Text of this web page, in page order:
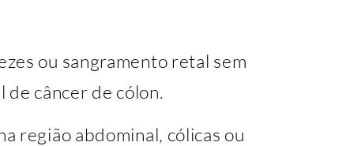
ou sangramento retal sem
câncer de cólon.
região abdominal, cólicas ou